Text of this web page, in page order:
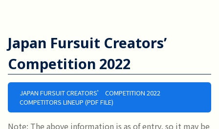
Japan Fursuit Creators’
Competition 2022
JAPAN FURSUIT CREATORS’ COMPETITION 2022
COMPETITORS LINEUP (PDF FILE)
Note: The above information is as of entry, so it may be